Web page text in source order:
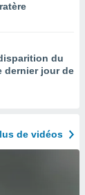
du
dernier jour de
de vidéos